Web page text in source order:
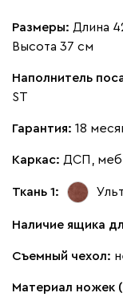
Размеры: Длина
Высота 37 см
Наполнитель
ST
Гарантия: 18
Каркас: ДСП,
Ткань 1:
Наличие ящика
Съемный чехол:
Материал ножек